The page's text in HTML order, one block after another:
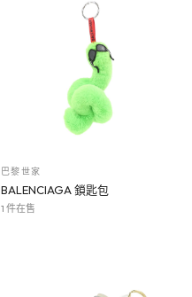
巴黎世家
BALENCIAGA 鎖匙包
1 件在售